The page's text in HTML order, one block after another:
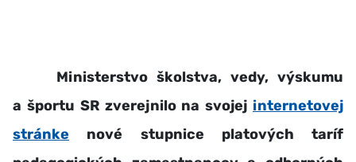
Ministerstvo školstva, vedy, výskumu
a športu SR zverejnilo na svojej internetovej
stránke nové stupnice platových taríf